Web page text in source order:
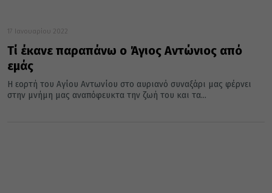
17 Ιανουαρίου 2022
Τί έκανε παραπάνω ο Άγιος Αντώνιος από
εμάς
Η εορτή του Αγίου Αντωνίου στο αυριανό συναξάρι μας φέρνει
στην μνήμη μας αναπόφευκτα την ζωή του και τα...